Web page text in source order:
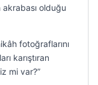
akrabası olduğu
fotoğraflarını
karıştıran
mi var?”